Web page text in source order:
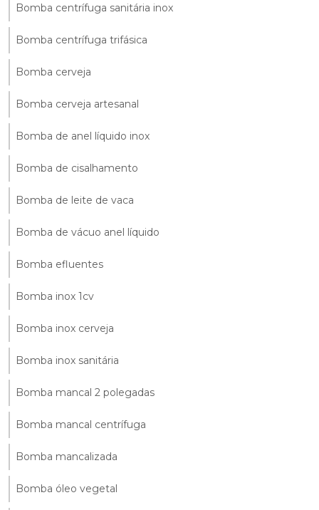
Bomba centrífuga sanitária inox
Bomba centrífuga trifásica
Bomba cerveja
Bomba cerveja artesanal
Bomba de anel líquido inox
Bomba de cisalhamento
Bomba de leite de vaca
Bomba de vácuo anel líquido
Bomba efluentes
Bomba inox 1cv
Bomba inox cerveja
Bomba inox sanitária
Bomba mancal 2 polegadas
Bomba mancal centrífuga
Bomba mancalizada
Bomba óleo vegetal